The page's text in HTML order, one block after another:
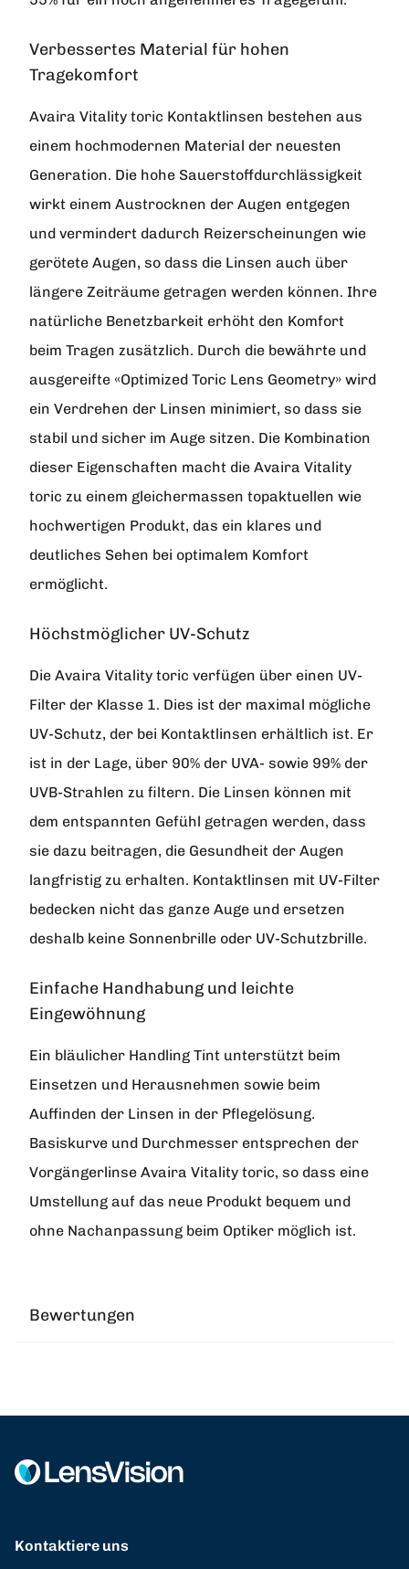
Verbessertes Material für hohen
Tragekomfort
Avaira Vitality toric Kontaktlinsen bestehen aus
einem hochmodernen Material der neuesten
Generation. Die hohe Sauerstoffdurchlässigkeit
wirkt einem Austrocknen der Augen entgegen
und vermindert dadurch Reizerscheinungen wie
gerötete Augen, so dass die Linsen auch über
längere Zeiträume getragen werden können. Ihre
natürliche Benetzbarkeit erhöht den Komfort
beim Tragen zusätzlich. Durch die bewährte und
ausgereifte «Optimized Toric Lens Geometry» wird
ein Verdrehen der Linsen minimiert, so dass sie
stabil und sicher im Auge sitzen. Die Kombination
dieser Eigenschaften macht die Avaira Vitality
toric zu einem gleichermassen topaktuellen wie
hochwertigen Produkt, das ein klares und
deutliches Sehen bei optimalem Komfort
ermöglicht.
Höchstmöglicher UV-Schutz
Die Avaira Vitality toric verfügen über einen UV-
Filter der Klasse 1. Dies ist der maximal mögliche
UV-Schutz, der bei Kontaktlinsen erhältlich ist. Er
ist in der Lage, über 90% der UVA- sowie 99% der
UVB-Strahlen zu filtern. Die Linsen können mit
dem entspannten Gefühl getragen werden, dass
sie dazu beitragen, die Gesundheit der Augen
langfristig zu erhalten. Kontaktlinsen mit UV-Filter
bedecken nicht das ganze Auge und ersetzen
deshalb keine Sonnenbrille oder UV-Schutzbrille.
Einfache Handhabung und leichte
Eingewöhnung
Ein bläulicher Handling Tint unterstützt beim
Einsetzen und Herausnehmen sowie beim
Auffinden der Linsen in der Pflegelösung.
Basiskurve und Durchmesser entsprechen der
Vorgängerlinse Avaira Vitality toric, so dass eine
Umstellung auf das neue Produkt bequem und
ohne Nachanpassung beim Optiker möglich ist.
Bewertungen
Kontaktiere uns